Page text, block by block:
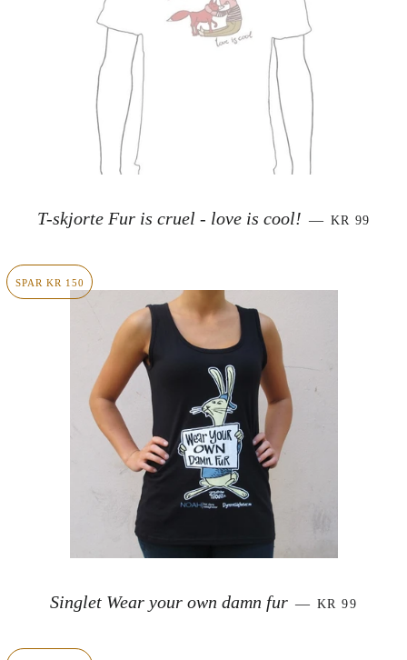
T-skjorte Fur is cruel - love is cool! — KR 99
SPAR KR 150
Singlet Wear your own damn fur — SALGSPRIS
KR 99